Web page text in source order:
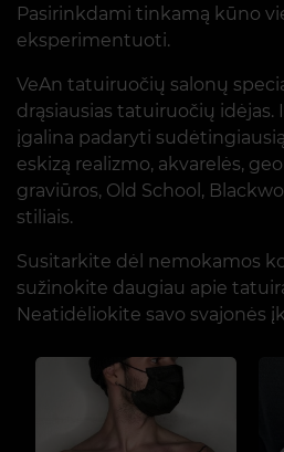
Pasirinkdami tinkamą kūno
eksperimentuoti.
VeAn tatuiruočių salonų
drąsiausias tatuiruočių
įgalina padaryti
eskizą realizmo, akvarelės,
graviūros, Old School,
stiliais.
Susitarkite dėl nemokamos
sužinokite daugiau apie
Neatidėliokite savo svajonės